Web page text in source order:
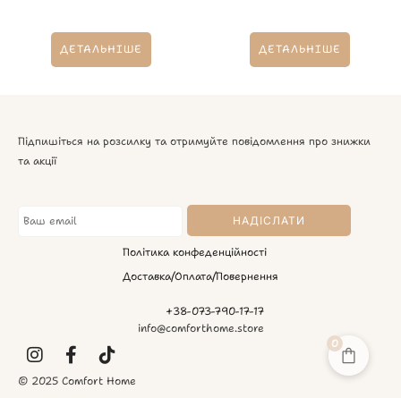
ДЕТАЛЬНІШЕ ДЕТАЛЬНІШЕ
Підпишіться на розсилку та отримуйте повідомлення про знижки
та акції
Політика конфеденційності
Доставка/Оплата/Повернення
+38-073-790-17-17
info@comforthome.store
© 2025 Comfort Home
0